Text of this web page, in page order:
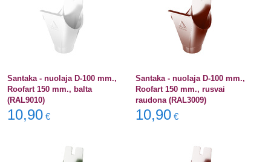
Santaka - nuolaja D-100 mm.,
Roofart 150 mm., balta
(RAL9010)
10,90 €
Santaka - nuolaja D-100 mm.,
Roofart 150 mm., rusvai
raudona (RAL3009)
10,90 €